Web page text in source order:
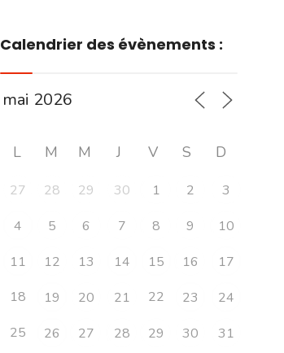
Calendrier des évènements :
L M M J V S D
27 28 29 30 1 2
3
4
5 6 7 8 9
10
11
12 13 14 15 16
17
18
19 20 21 22 23
24
25
26 27 28 29 30 31